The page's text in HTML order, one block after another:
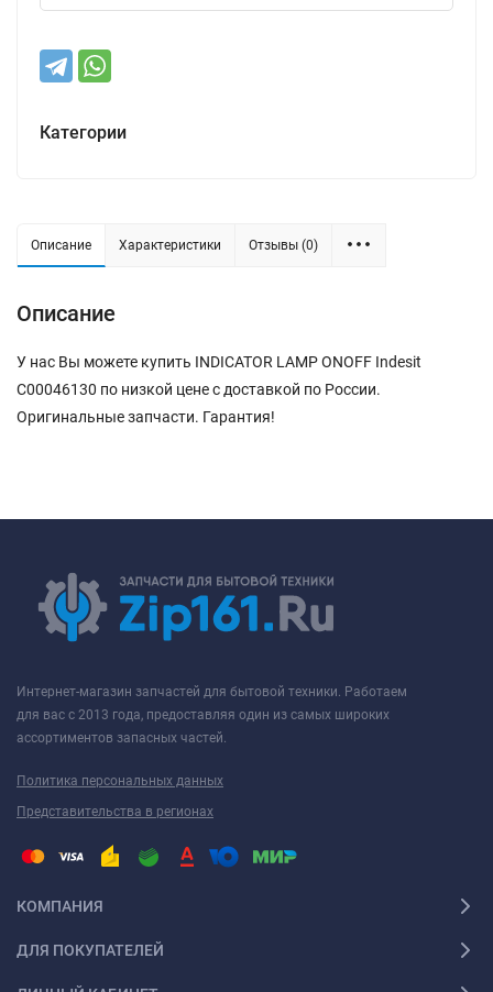
Категории
Описание Характеристики Отзывы (0)
Описание
У нас Вы можете купить INDICATOR LAMP ONOFF Indesit
C00046130 по низкой цене с доставкой по России.
Оригинальные запчасти. Гарантия!
Интернет-магазин запчастей для бытовой техники. Работаем
для вас с 2013 года, предоставляя один из самых широких
ассортиментов запасных частей.
Политика персональных данных
Представительства в регионах
КОМПАНИЯ
ДЛЯ ПОКУПАТЕЛЕЙ